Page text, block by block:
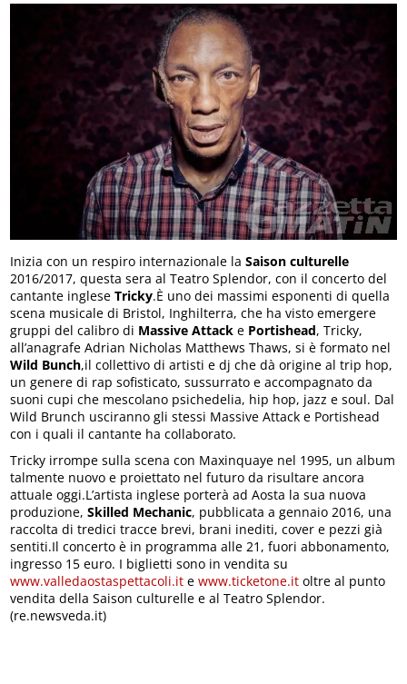
Inizia con un respiro internazionale laSaison culturelle
2016/2017, questa sera al Teatro Splendor, con il concerto del
cantante ingleseTricky.È uno dei massimi esponenti di quella
scena musicale di Bristol, Inghilterra, che ha visto emergere
gruppi del calibro di Massive Attack e Portishead, Tricky,
all’anagrafe Adrian Nicholas Matthews Thaws, si è formato nel
Wild Bunch,il collettivo di artisti e dj che dà origine al trip hop,
un genere di rap sofisticato, sussurrato e accompagnato da
suoni cupi che mescolano psichedelia, hip hop, jazz e soul. Dal
Wild Brunch usciranno gli stessi Massive Attack e Portishead
con i quali il cantante ha collaborato.
Tricky irrompe sulla scena con Maxinquaye nel 1995, un album
talmente nuovo e proiettato nel futuro da risultare ancora
attuale oggi.L’artista inglese porterà ad Aosta la sua nuova
produzione,Skilled Mechanic, pubblicata a gennaio 2016, una
raccolta di tredici tracce brevi, brani inediti, cover e pezzi già
sentiti.Il concerto è in programma alle 21, fuori abbonamento,
ingresso 15 euro. I biglietti sono in vendita su
www.valledaostaspettacoli.it ewww.ticketone.it oltre al punto
vendita della Saison culturelle e al Teatro Splendor.
(re.newsveda.it)